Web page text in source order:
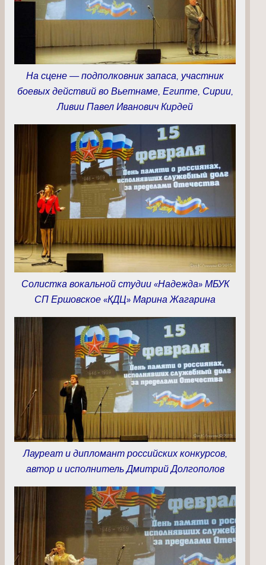
На сцене — подполковник запаса, участник
боевых действий во Вьетнаме, Египте, Сирии,
Ливии Павел Иванович Кирдей
Солистка вокальной студии «Надежда» МБУК
СП Ершовское «КДЦ» Марина Жагарина
Лауреат и дипломант российских конкурсов,
автор и исполнитель Дмитрий Долгополов